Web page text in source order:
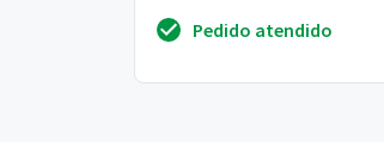
piscando intensamente e...
Pedido atendido